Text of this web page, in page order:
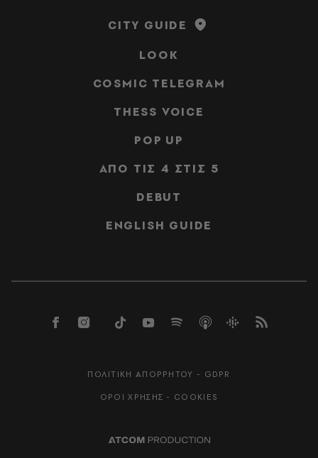
CITY GUIDE
LOOK
COSMIC TELEGRAM
THESS VOICE
POP UP
ΑΠΟ ΤΙΣ 4 ΣΤΙΣ 5
DEBUT
ENGLISH GUIDE
ΠΟΛΙΤΙΚΗ ΑΠΟΡΡΗΤΟΥ - GDPR
ΟΡΟΙ ΧΡΗΣΗΣ - COOKIES